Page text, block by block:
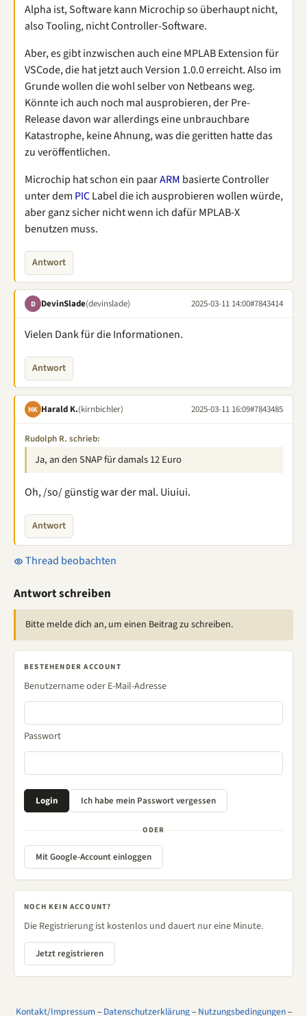
Alpha ist, Software kann Microchip so überhaupt nicht,
also Tooling, nicht Controller-Software.
Aber, es gibt inzwischen auch eine MPLAB Extension für
VSCode, die hat jetzt auch Version 1.0.0 erreicht. Also im
Grunde wollen die wohl selber von Netbeans weg.
Könnte ich auch noch mal ausprobieren, der Pre-
Release davon war allerdings eine unbrauchbare
Katastrophe, keine Ahnung, was die geritten hatte das
zu veröffentlichen.
Microchip hat schon ein paarARM basierte Controller
unter dem PICLabel die ich ausprobieren wollen würde,
aber ganz sicher nicht wenn ich dafür MPLAB-X
benutzen muss.
Antwort
D DevinSlade(devinslade) 2025-03-11 14:00#7843414
Vielen Dank für die Informationen.
Antwort
HK Harald K.(kirnbichler) 2025-03-11 16:09#7843485
Rudolph R. schrieb:
Ja, an den SNAP für damals 12 Euro
Oh, /so/ günstig war der mal. Uiuiui.
Antwort
Thread beobachten
Antwort schreiben
Bitte melde dich an, um einen Beitrag zu schreiben.
BESTEHENDER ACCOUNT
Benutzername oder E-Mail-Adresse
Passwort
ODER
Mit Google-Account einloggen
NOCH KEIN ACCOUNT?
Die Registrierung ist kostenlos und dauert nur eine Minute.
Jetzt registrieren
Kontakt/Impressum– Datenschutzerklärung– Nutzungsbedingungen–